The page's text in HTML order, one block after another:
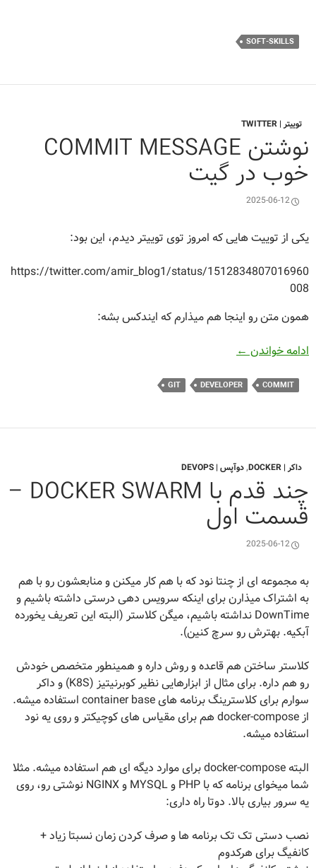
SOFT-SKILLS
توییتر | TWITTER
نوشتن COMMIT MESSAGE
خوب در گیت
2025-06-12
یکی از توییت هایی که امروز توی توییتر دیدم، این بود:
https://twitter.com/amir_blog1/status/1512834807016960
008
همون متن رو اینجا هم میذارم که ایندکس بشه:
ادامه خواندننوشتن Commit Message خوب در گیت
←
COMMIT
DEVELOPER
GIT
داکر | DOCKER ,دوآپس | DEVOPS
چند قدم با DOCKER SWARM –
قسمت اول
2025-06-12
به مجموعه ای از چنتا نود که با هم کار میکنن و منابعشون رو با هم
به اشتراک میذارن برای اینکه سرویس دهی درستی داشته باشیم و
DownTime نداشته باشیم، میگن کلاستر (البته این تعریف یخورده
آبکیه. بهترش رو سرچ کنین).
کلاستر ساختن هم قاعده و روش داره و همینطور متخصص خودش
رو هم داره. برای مثال از ابزارهایی نظیر کوبرنیتیز (K8S) و داکر
سوارم برای کلاسترینگ برنامه های container base استفاده میشه.
از docker-compose هم برای مقیاس های کوچیکتر و روی یه نود
استفاده میشه.
البته docker-compose برای موارد دیگه ای هم استفاده میشه. مثلا
شما میخوای برنامه که با PHP و MYSQL و NGINX نوشتی رو، روی
یه سرور بیاری بالا. دوتا راه داری:
نصب دستی تک تک برنامه ها و صرف کردن زمان نسبتا زیاد +
کانفیگ برای هرکدوم